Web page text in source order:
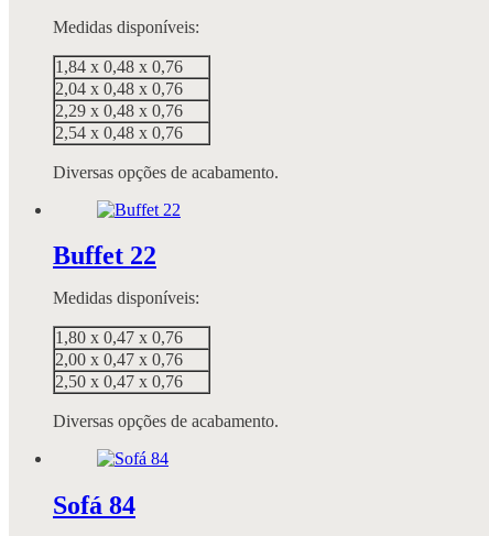
Medidas disponíveis:
1,84 x 0,48 x 0,76
2,04 x 0,48 x 0,76
2,29 x 0,48 x 0,76
2,54 x 0,48 x 0,76
Diversas opções de acabamento.
Buffet 22
Medidas disponíveis:
1,80 x 0,47 x 0,76
2,00 x 0,47 x 0,76
2,50 x 0,47 x 0,76
Diversas opções de acabamento.
Sofá 84